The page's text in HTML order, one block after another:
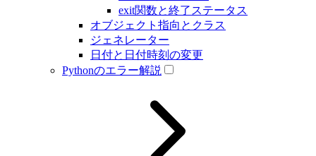
exit関数と終了ステータス
オブジェクト指向とクラス
ジェネレーター
日付と日付時刻の変更
Pythonのエラー解説